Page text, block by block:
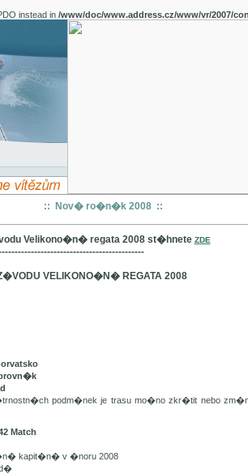
instead in /www/doc/www.address.cz/www/vr/2007/
:: Nov� ro�n�k 2008 ::
Velikono�n� regata 2008 st�hnete ZDE
VELIKONO�N� REGATA 2008
podm�nek je trasu mo�no zkr�tit nebo
Match
kapit�n� v �noru 2008